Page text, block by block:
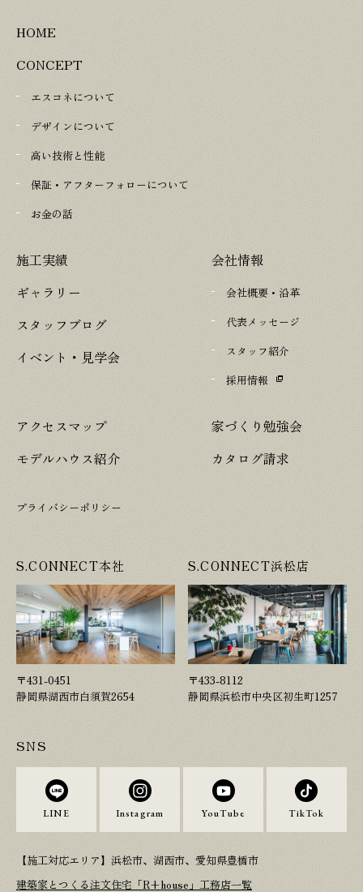
HOME
CONCEPT
エスコネについて
デザインについて
高い技術と性能
保証・アフターフォローについて
お金の話
施工実績
ギャラリー
スタッフブログ
イベント・見学会
会社情報
会社概要・沿革
代表メッセージ
スタッフ紹介
採用情報
アクセスマップ
モデルハウス紹介
家づくり勉強会
カタログ請求
プライバシーポリシー
S.CONNECT本社
〒431-0451
静岡県湖西市白須賀2654
S.CONNECT浜松店
〒433-8112
静岡県浜松市中央区初生町1257
SNS
LINE Instagram YouTube TikTok
【施工対応エリア】浜松市、湖西市、愛知県豊橋市
建築家とつくる注文住宅「R+house」工務店一覧